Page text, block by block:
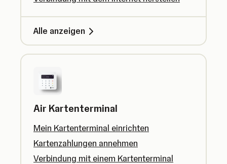
Alle anzeigen
Air Kartenterminal
Mein Kartenterminal einrichten
Kartenzahlungen annehmen
Verbindung mit einem Kartenterminal